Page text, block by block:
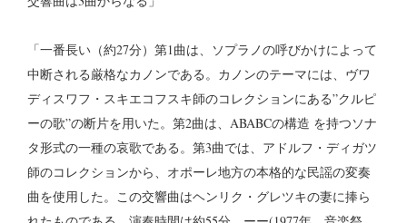
「一番長い（約27分）第1曲は、ソプラノの呼びかけによって
中断される厳格なカノンである。カノンのテーマには、ヴワ
ディスワフ・スキエコフスキ師のコレクションにある”クルピ
ーの歌”の断片を用いた。第2曲は、ABABCの構造 を持つソナ
タ形式の一種の哀歌である。第3曲では、アドルフ・ディガツ
師のコレクションから、オポーレ地方の本格的な民謡の変奏
曲を使用した。この交響曲はヘンリク・グレツキの妻に捧ら